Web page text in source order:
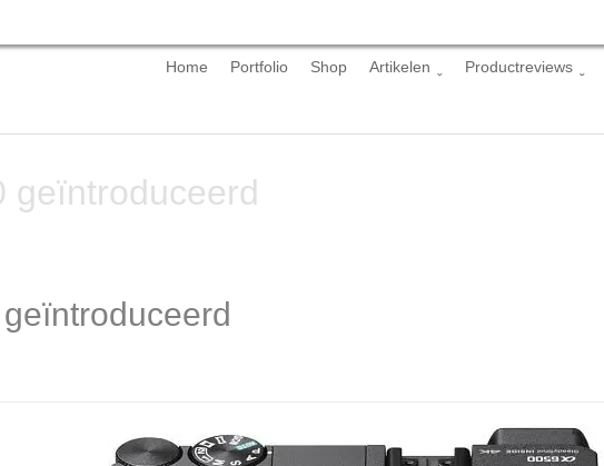
Skip
Home Portfolio Shop Artikelen Productreviews
geïntroduceerd